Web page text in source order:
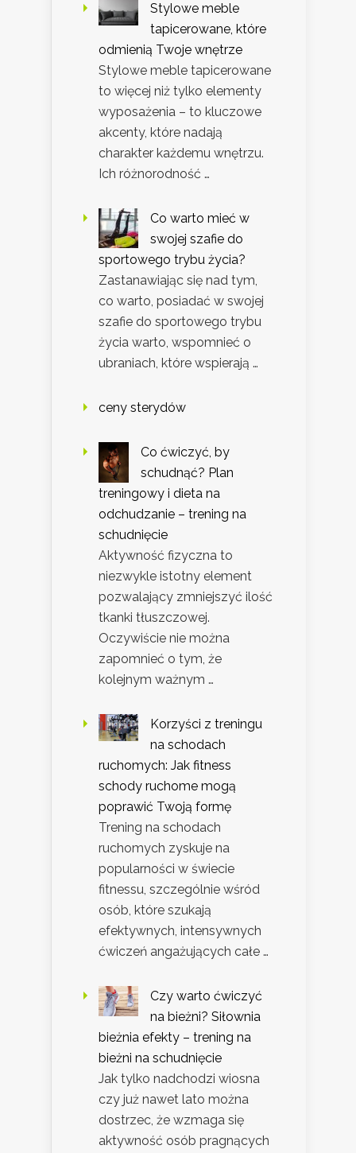
Stylowe meble
tapicerowane, które
odmienią Twoje wnętrze
Stylowe meble tapicerowane
to więcej niż tylko elementy
wyposażenia – to kluczowe
akcenty, które nadają
charakter każdemu wnętrzu.
Ich różnorodność …
Co warto mieć w
swojej szafie do
sportowego trybu życia?
Zastanawiając się nad tym,
co warto, posiadać w swojej
szafie do sportowego trybu
życia warto, wspomnieć o
ubraniach, które wspierają …
ceny sterydów
Co ćwiczyć, by
schudnąć? Plan
treningowy i dieta na
odchudzanie – trening na
schudnięcie
Aktywność fizyczna to
niezwykle istotny element
pozwalający zmniejszyć ilość
tkanki tłuszczowej.
Oczywiście nie można
zapomnieć o tym, że
kolejnym ważnym …
Korzyści z treningu
na schodach
ruchomych: Jak fitness
schody ruchome mogą
poprawić Twoją formę
Trening na schodach
ruchomych zyskuje na
popularności w świecie
fitnessu, szczególnie wśród
osób, które szukają
efektywnych, intensywnych
ćwiczeń angażujących całe …
Czy warto ćwiczyć
na bieżni? Siłownia
bieżnia efekty – trening na
bieżni na schudnięcie
Jak tylko nadchodzi wiosna
czy już nawet lato można
dostrzec, że wzmaga się
aktywność osób pragnących